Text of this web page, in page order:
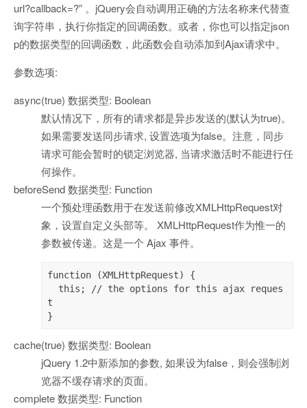
url?callback=?” 。jQuery会自动调用正确的方法名称来代替查
询字符串，执行你指定的回调函数。或者，你也可以指定json
p的数据类型的回调函数，此函数会自动添加到Ajax请求中。
参数选项:
async(true) 数据类型: Boolean
默认情况下，所有的请求都是异步发送的(默认为true)。
如果需要发送同步请求, 设置选项为false。注意，同步
请求可能会暂时的锁定浏览器, 当请求激活时不能进行任
何操作。
beforeSend 数据类型: Function
一个预处理函数用于在发送前修改XMLHttpRequest对
象，设置自定义头部等。 XMLHttpRequest作为惟一的
参数被传递。这是一个 Ajax 事件。
function (XMLHttpRequest) {
t
}
cache(true) 数据类型: Boolean
jQuery 1.2中新添加的参数, 如果设为false，则会强制浏
览器不缓存请求的页面。
complete 数据类型: Function